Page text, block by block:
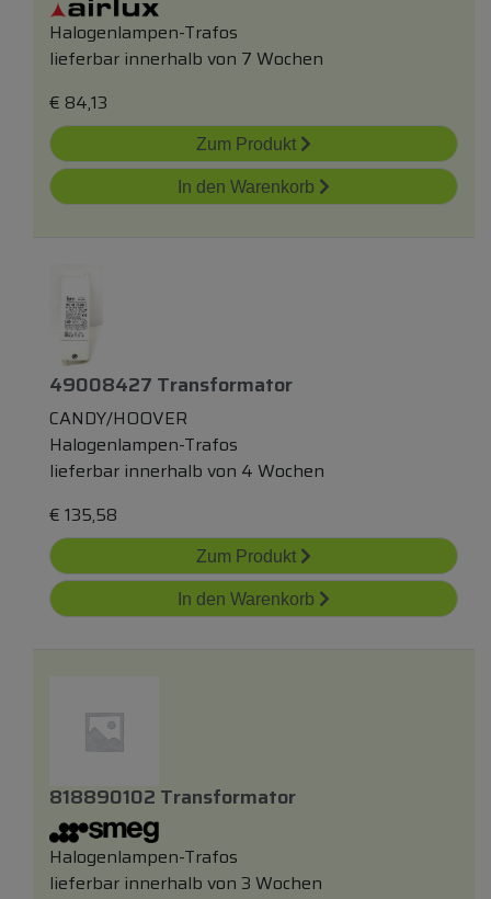
Halogenlampen-Trafos
lieferbar innerhalb von 7 Wochen
€ 84,13
Zum Produkt
In den Warenkorb
49008427 Transformator
CANDY/HOOVER
Halogenlampen-Trafos
lieferbar innerhalb von 4 Wochen
€ 135,58
Zum Produkt
In den Warenkorb
818890102 Transformator
Halogenlampen-Trafos
lieferbar innerhalb von 3 Wochen